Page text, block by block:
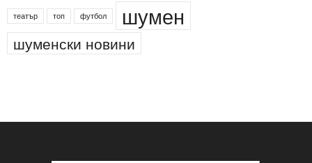
театър топ футбол шумен
шуменски новини